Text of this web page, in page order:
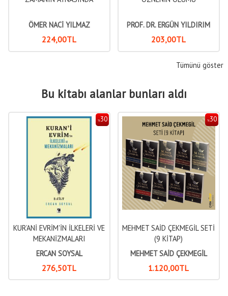
ÖMER NACİ YILMAZ
224,00TL
PROF. DR. ERGÜN YILDIRIM
203,00TL
Tümünü göster
Bu kitabı alanlar bunları aldı
%30
KUR’ANİ EVRİM'İN İLKELERİ VE
MEKANİZMALARI
ERCAN SOYSAL
276,50TL
%30
MEHMET SAİD ÇEKMEGİL SETİ
(9 KİTAP)
MEHMET SAİD ÇEKMEGİL
1.120,00TL